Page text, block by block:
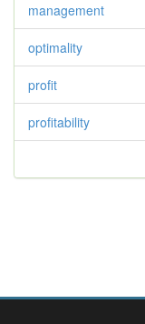
management
optimality
profit
profitability